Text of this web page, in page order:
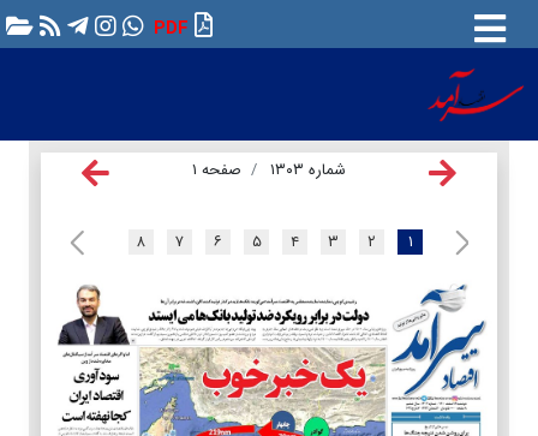
PDF
شماره ۱۳۰۳ صفحه ۱
۱ ۲ ۳ ۴ ۵ ۶ ۷ ۸